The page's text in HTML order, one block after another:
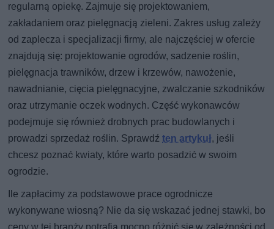
regularną opiekę. Zajmuje się projektowaniem,
zakładaniem oraz pielęgnacją zieleni. Zakres usług zależy
od zaplecza i specjalizacji firmy, ale najczęściej w ofercie
znajdują się: projektowanie ogrodów, sadzenie roślin,
pielęgnacja trawników, drzew i krzewów, nawożenie,
nawadnianie, cięcia pielęgnacyjne, zwalczanie szkodników
oraz utrzymanie oczek wodnych. Część wykonawców
podejmuje się również drobnych prac budowlanych i
prowadzi sprzedaż roślin. Sprawdźten artykuł, jeśli
chcesz poznać kwiaty, które warto posadzić w swoim
ogrodzie.
Ile zapłacimy za podstawowe prace ogrodnicze
wykonywane wiosną? Nie da się wskazać jednej stawki, bo